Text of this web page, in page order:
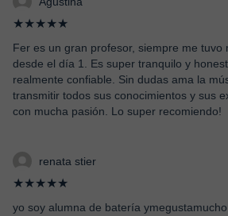
★★★★★
Fer es un gran profesor, siempre me tuvo
desde el día 1. Es super tranquilo y
realmente confiable. Sin dudas ama la
transmitir todos sus conocimientos y sus
con mucha pasión. Lo super recomiendo!
renata stier
★★★★★
yo soy alumna de batería